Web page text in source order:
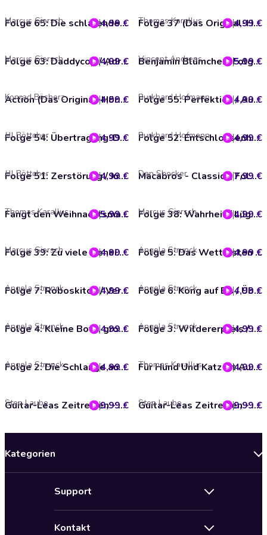
Folge 65: Die schlafende Meerjungfrau/ Stier aus Stein (Das Original-Hörspiel zur TV-Serie)
Marcus Giersch 4,99 € Folge 37 (Das Original-Hörspiel zur TV-Serie)
Thomas Karallus 4,99 €
Folge 63: Daddycop / Adriens Großeltern (Das Original-Hörspiel zur TV-Serie)
Marcus Giersch 4,99 € Benjamin Blümchen, Folge 166: Im Football-Fieber
Vincent Andreas 5,99 €
Action (Das Original-Hörspiel zur TV-Serie)
Konrad Bösherz 4,99 € Folge 55: Perfektion / Auswanderung (Das Original-Hörspiel zur TV-Serie)
Burkhard Hofmann 4,99 €
Folge 54: Übertragung-Die Entscheidung der Kwamis (1) / Verpuffung-Die Entscheidung der Kwamis [2] [Das Original-Hörspiel zur TV
Jill Böttcher 4,99 € Folge 52: Entschlossenheit / Leidenschaft (Das Original-Hörspiel zur TV-Serie)
Burkhard Hofmann 4,99 €
Folge 51: Zerstörung / Jubel (Das Original-Hörspiel zur TV-Serie)
Jill Böttcher 4,99 € Macabros - Classics, Folge 8: Die Geister-Höhlen
Dan Shocker 7,99 €
Fangt den Weihnachtsmann (Das Original-Hörspiel zum Film)
Thomas Karallus 5,99 € Folge 38: Wahrheit / Lügen (Das Original-Hörspiel zur TV-Serie)
Marcus Giersch 4,99 €
Folge 39: Zu viele Geheimnisse / Mr. Pigeon 72 (Das Original-Hörspiel zur TV-Serie)
Marcus Giersch 4,99 € Folge 5: Das Wettrüsten / Liebling, ich habe den Kong geschrumpft (Das Original-Hörspiel zur TV-Serie)
Angela Strunck 4,99 €
Folge 7: Roboskitos / Vermisst (Das Original-Hörspiel zur TV-Serie)
Angela Strunck 4,99 € Folge 6: Kong auf Eis / Übernahme (Das Original-Hörspiel zur TV-Serie)
Angela Strunck 4,99 €
Folge 4: Kleine Bots, große Probleme / Botila-Zilla (Das Original-Hörspiel zur TV-Serie)
Angela Strunck 4,99 € Folge 3: Wildererpreis / Das Lösegeld (Das Original-Hörspiel zur TV-Serie)
Angela Strunck 4,99 €
Folge 2: Die Schlange auf der Lauer / Kong in 3D (Das Original-Hörspiel zur TV-Serie)
Angela Strunck 4,99 € Für Hund Und Katz Ist Auch Noch Platz (Das Original Hörspiel zum Film)
Thomas Karallus 4,99 €
Guitar-Leas Zeitreisen - Teil 4: Lea trifft Nofretete
Step Laube 9,99 € Guitar-Leas Zeitreisen - Teil 5: Lea trifft Caesar
Step Laube 9,99 €
Kategorien
Support
Kontakt